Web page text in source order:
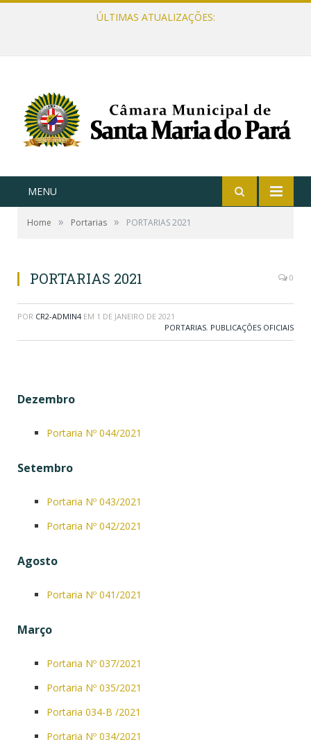
ÚLTIMAS ATUALIZAÇÕES:
MENU
Home » Portarias » PORTARIAS 2021
PORTARIAS 2021 0
POR CR2-ADMIN4 EM 1 DE JANEIRO DE 2021
PORTARIAS, PUBLICAÇÕES OFICIAIS
Dezembro
Portaria Nº 044/2021
Setembro
Portaria Nº 043/2021
Portaria Nº 042/2021
Agosto
Portaria Nº 041/2021
Março
Portaria Nº 037/2021
Portaria Nº 035/2021
Portaria 034-B /2021
Portaria Nº 034/2021